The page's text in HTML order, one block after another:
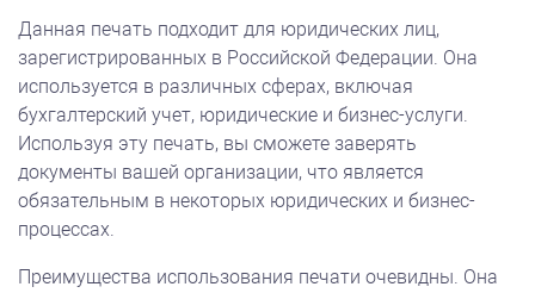
Данная печать подходит для юридических лиц,
зарегистрированных в Российской Федерации. Она
используется в различных сферах, включая
бухгалтерский учет, юридические и бизнес-услуги.
Используя эту печать, вы сможете заверять
документы вашей организации, что является
обязательным в некоторых юридических и бизнес-
процессах.
Преимущества использования печати очевидны. Она